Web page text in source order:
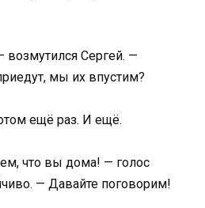
возмутился Сергей. —
мы их впустим?
ещё раз. И ещё.
что вы дома! — голос
— Давайте поговорим!